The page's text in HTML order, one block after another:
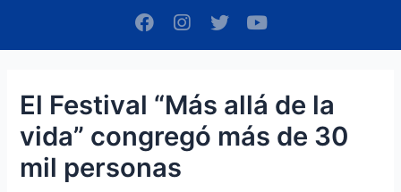
F
a
c
k
I
n
s
g
a
m
T
w
i
e
Y
o
u
b
El Festival “Más allá de la
vida” congregó más de 30
mil personas